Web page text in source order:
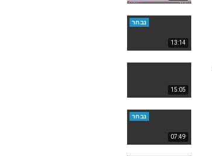
13:14
נבחר
15:05
07:49
נבחר